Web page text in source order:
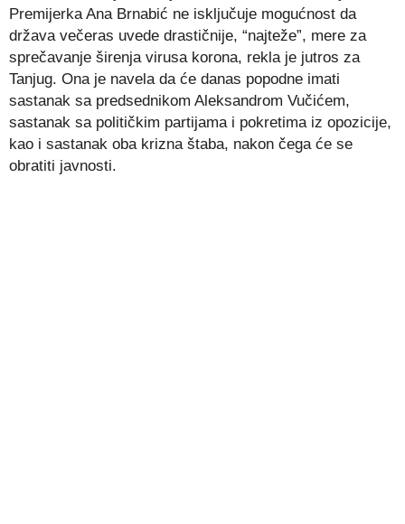
Premijerka Ana Brnabić ne isključuje mogućnost da
država večeras uvede drastičnije, “najteže”, mere za
sprečavanje širenja virusa korona, rekla je jutros za
Tanjug. Ona je navela da će danas popodne imati
sastanak sa predsednikom Aleksandrom Vučićem,
sastanak sa političkim partijama i pokretima iz opozicije,
kao i sastanak oba krizna štaba, nakon čega će se
obratiti javnosti.